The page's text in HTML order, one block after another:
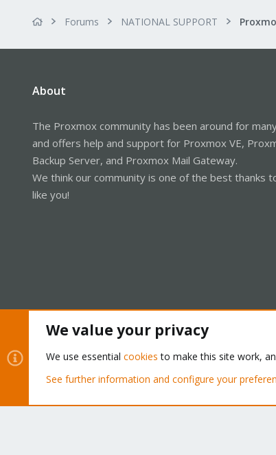
Forums NATIONAL SUPPORT
About
The Proxmox community has been around for
and offers help and support for Proxmox VE,
Backup Server, and Proxmox Mail Gateway.
We think our community is one of the best thanks
like you!
Community platform by XenForo® © 2010-2026 XenForo
We value your privacy
We use essential cookies to make this site work,
See further information and configure your